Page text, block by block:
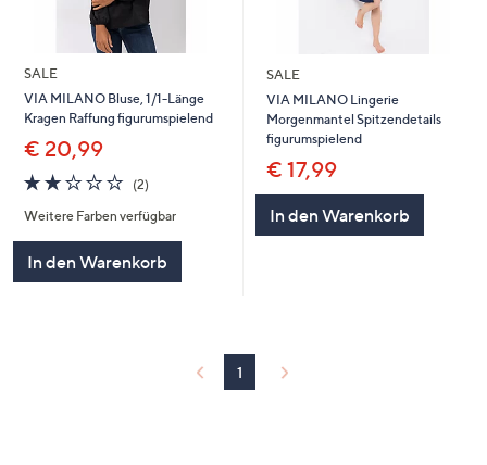
SALE
VIA MILANO Bluse, 1/1-Länge
Kragen Raffung figurumspielend
€ 20,99
2.0
von
5
(2)2
Weitere Farben verfügbar
In den Warenkorb
SALE
VIA MILANO Lingerie
Morgenmantel Spitzendetails
figurumspielend
€ 17,99
In den Warenkorb
1